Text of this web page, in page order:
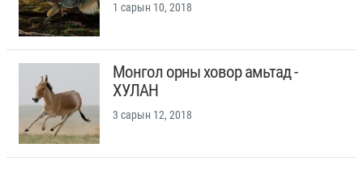
1 сарын 10, 2018
Монгол орны ховор амьтад -
ХУЛАН
3 сарын 12, 2018